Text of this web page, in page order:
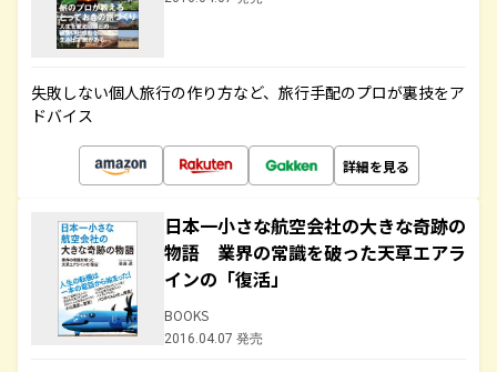
失敗しない個人旅行の作り方など、旅行手配のプロが裏技をア
ドバイス
詳細を見る
日本一小さな航空会社の大きな奇跡の
物語 業界の常識を破った天草エアラ
インの「復活」
BOOKS
2016.04.07 発売